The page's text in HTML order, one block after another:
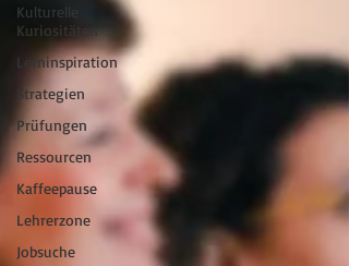
Kulturelle
Kuriositäten
Lerninspiration
Strategien
Prüfungen
Ressourcen
Kaffeepause
Lehrerzone
Jobsuche